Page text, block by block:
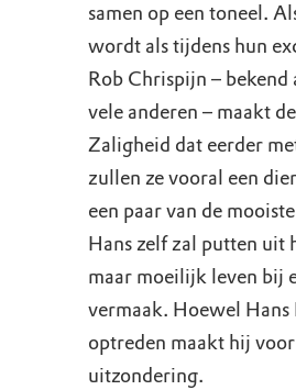
samen op een toneel.
wordt als tijdens hun
Rob Chrispijn – bekend
vele anderen – maakt
Zaligheid dat eerder
zullen ze vooral een
een paar van de
Hans zelf zal putten uit
maar moeilijk leven bij
vermaak. Hoewel
optreden maakt hij
uitzondering.